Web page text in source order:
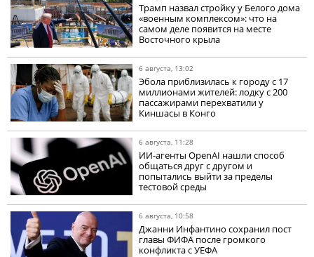
Трамп назвал стройку у Белого дома
«военным комплексом»: что на
самом деле появится на месте
Восточного крыла
6 августа, 13:02
Эбола приблизилась к городу с 17
миллионами жителей: лодку с 200
пассажирами перехватили у
Киншасы в Конго
6 августа, 11:28
ИИ-агенты OpenAI нашли способ
общаться друг с другом и
попытались выйти за пределы
тестовой среды
6 августа, 10:58
Джанни Инфантино сохранил пост
главы ФИФА после громкого
конфликта с УЕФА